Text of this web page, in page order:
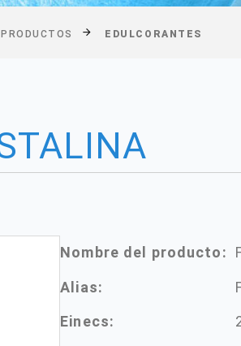
PRODUCTOS EDULCORANTES
Nombre del producto:
Alias:
Einecs: